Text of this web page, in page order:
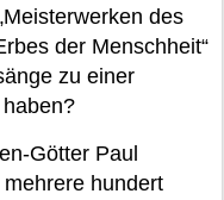
des
der Menschheit“
zu einer
Götter Paul
hundert